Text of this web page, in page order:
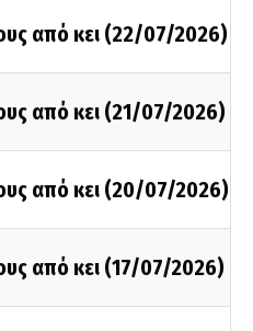
από κει (22/07/2026)
από κει (21/07/2026)
από κει (20/07/2026)
από κει (17/07/2026)